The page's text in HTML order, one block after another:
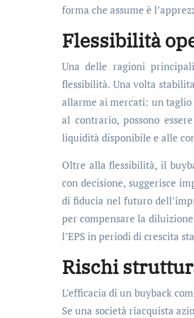
forma che assume è
Flessibilità
Una delle ragioni
flessibilità. Una volta
allarme ai mercati: un taglio
al contrario, possono
liquidità disponibile e alle
Oltre alla flessibilità, il
con decisione, suggerisce
di fiducia nel futuro
per compensare la
l’EPS in periodi di crescita
Rischi
L’efficacia di un buyback
Se una società riacquista